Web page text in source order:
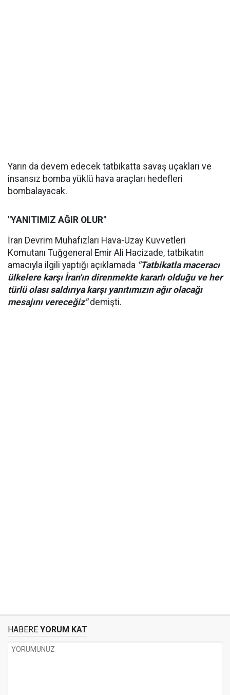
Yarın da devem edecek tatbikatta savaş uçakları ve
insansız bomba yüklü hava araçları hedefleri
bombalayacak.
"YANITIMIZ AĞIR OLUR"
İran Devrim Muhafızları Hava-Uzay Kuvvetleri
Komutanı Tuğgeneral Emir Ali Hacizade, tatbikatın
amacıyla ilgili yaptığı açıklamada "Tatbikatla maceracı
ülkelere karşı İran'ın direnmekte kararlı olduğu ve her
türlü olası saldırıya karşı yanıtımızın ağır olacağı
mesajını vereceğiz"demişti.
HABERE YORUM KAT